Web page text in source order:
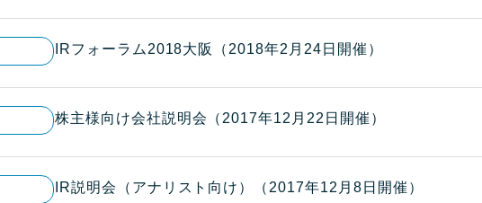
IRフォーラム2018大阪（2018年2月24日開催）
株主様向け会社説明会（2017年12月22日開催）
IR説明会（アナリスト向け）（2017年12月8日開催）